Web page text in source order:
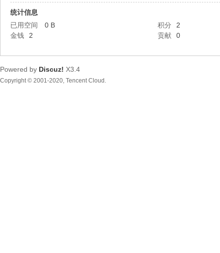
东
统计信息
已用空间
0 B 积分
2
金钱
2 贡献 0
Powered by Discuz! X3.4
Copyright © 2001-2020, Tencent Cloud.